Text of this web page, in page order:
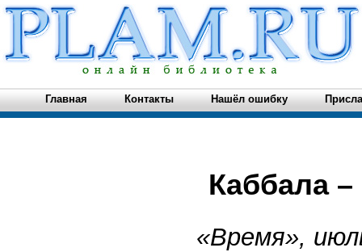
Главная Контакты Нашёл ошибку
Каббала
«Время»,